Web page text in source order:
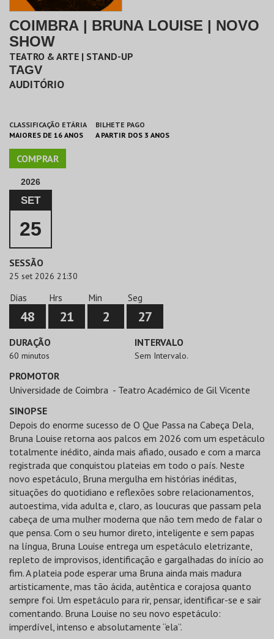
COIMBRA | BRUNA LOUISE | NOVO
SHOW
TEATRO & ARTE | STAND-UP
TAGV
AUDITÓRIO
CLASSIFICAÇÃO ETÁRIA
MAIORES DE 16 ANOS
BILHETE PAGO
A PARTIR DOS 3 ANOS
COMPRAR
2026
SET
25
SESSÃO
25 set 2026 21:30
Dias
48
Hrs
21
Min
2
Seg
27
DURAÇÃO
60 minutos
INTERVALO
Sem Intervalo.
PROMOTOR
Universidade de Coimbra - Teatro Académico de Gil Vicente
SINOPSE
Depois do enorme sucesso de O Que Passa na Cabeça Dela,
Bruna Louise retorna aos palcos em 2026 com um espetáculo
totalmente inédito, ainda mais afiado, ousado e com a marca
registrada que conquistou plateias em todo o país. Neste
novo espetáculo, Bruna mergulha em histórias inéditas,
situações do quotidiano e reflexões sobre relacionamentos,
autoestima, vida adulta e, claro, as loucuras que passam pela
cabeça de uma mulher moderna que não tem medo de falar o
que pensa. Com o seu humor direto, inteligente e sem papas
na língua, Bruna Louise entrega um espetáculo eletrizante,
repleto de improvisos, identificação e gargalhadas do início ao
fim. A plateia pode esperar uma Bruna ainda mais madura
artisticamente, mas tão ácida, autêntica e corajosa quanto
sempre foi. Um espetáculo para rir, pensar, identificar-se e sair
comentando. Bruna Louise no seu novo espetáculo:
imperdível, intenso e absolutamente “ela”.